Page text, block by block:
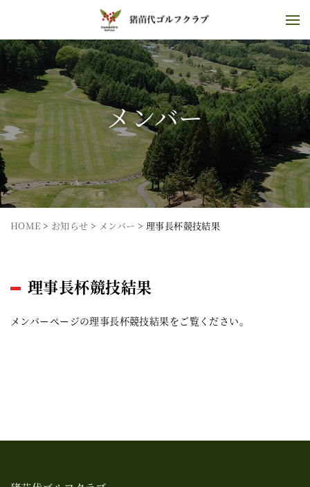
メンバー
HOME > お知らせ > メンバー > 理事長杯競技結果
理事長杯競技結果
メンバーページの理事長杯競技結果をご覧ください。